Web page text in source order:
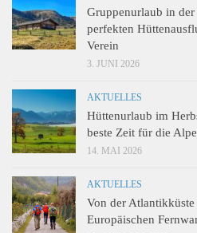
Gruppenurlaub in
perfekten
Verein
3. JUNI 2026
AKTUELLES
Hüttenurlaub im
beste Zeit für die
14. MAI 2026
AKTUELLES
Von der
Europäischen